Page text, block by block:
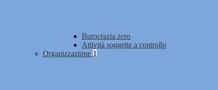
Burocrazia zero
Attività soggette a controllo
Organizzazione 1